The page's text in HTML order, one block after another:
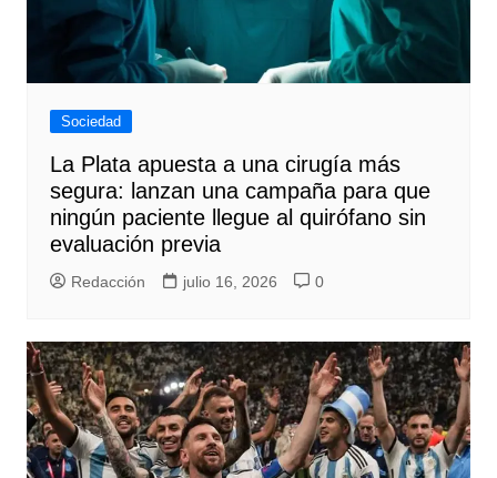
Sociedad
La Plata apuesta a una cirugía más
segura: lanzan una campaña para que
ningún paciente llegue al quirófano sin
evaluación previa
Redacción julio 16, 2026 0